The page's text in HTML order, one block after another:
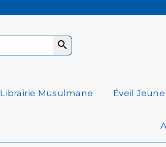

Librairie Musulmane Éveil